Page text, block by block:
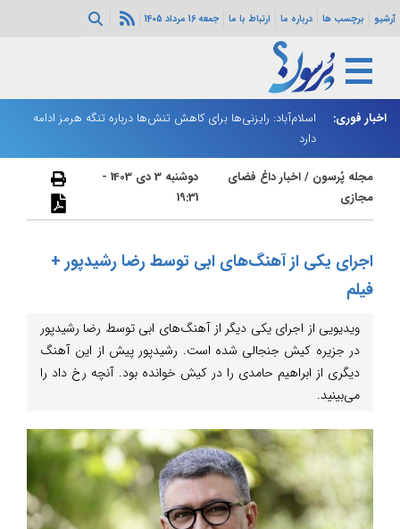
آرشیو برچسب ها درباره ما ارتباط با ما جمعه 16 مرداد 1405
اخبار فوری:
اسلام‌آباد: رایزنی‌ها برای کاهش تنش‌ها درباره تنگه هرمز ادامه
دارد
شارژ کالابرگ مردادماه آغاز شد؛ زمان‌بندی جدید و تغییر فاصله واریز
اعتبار خانوارها
مجله پُرسون /اخبار داغ فضای
مجازی
دوشنبه 3 دی 1403 -
19:31
اجرای یکی از آهنگ‌های ابی توسط رضا رشیدپور +
فیلم
ویدیویی از اجرای یکی دیگر از آهنگ‌های ابی توسط رضا رشیدپور
در جزیره کیش جنجالی شده است. رشیدپور پیش از این آهنگ
دیگری از ابراهیم حامدی را در کیش خوانده بود. آنچه رخ داد را
می‌بینید.